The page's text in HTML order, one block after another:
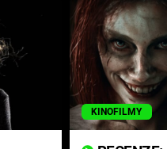
KINOFILMY